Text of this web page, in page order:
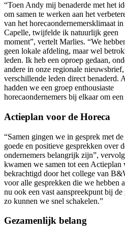
“Toen Andy mij benaderde met het
om samen te werken aan het
van het horecaondernemersklimaat in
Capelle, twijfelde ik natuurlijk geen
moment”, vertelt Marlies. “We
geen lokale afdeling, maar wel
leden. Ik heb een oproep gedaan,
andere in onze regionale nieuwsbrief,
verschillende leden direct benaderd.
hadden we een groep enthousiaste
horecaondernemers bij elkaar om
Actieplan voor de Horeca
“Samen gingen we in gesprek met
goede en positieve gesprekken over
ondernemers belangrijk zijn”,
kwamen we samen tot een Actieplan
bekrachtigd door het college van
voor alle gesprekken die we hebben
nu ook een vast aanspreekpunt bij
zo kunnen we snel schakelen.”
Gezamenlijk belang